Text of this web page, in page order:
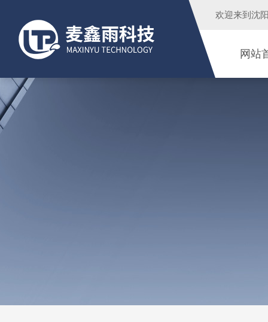
欢迎来到 沈
网站